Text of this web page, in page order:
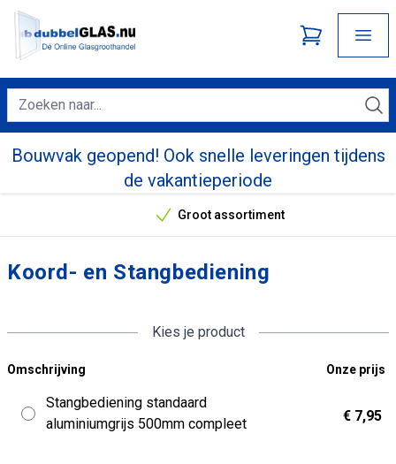
Bouwvak geopend! Ook snelle leveringen tijdens
de vakantieperiode
Onze unieke verkoopargumenten
Groot assortiment
Koord- en Stangbediening
Kies je product
Omschrijving Onze prijs
Stangbediening standaard
aluminiumgrijs 500mm compleet
€ 7,95